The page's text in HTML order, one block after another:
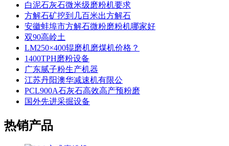
白泥石灰石微米级磨粉机要求
方解石矿挖到几百米出方解石
安徽蚌埠市方解石微粉磨粉机哪家好
双90高岭土
LM250×400辊磨机磨煤机价格？
1400TPH磨粉设备
广东腻子粉生产机器
江苏丹阳澳华减速机有限公
PCL900A石灰石高效高产预粉磨
国外先进采掘设备
热销产品